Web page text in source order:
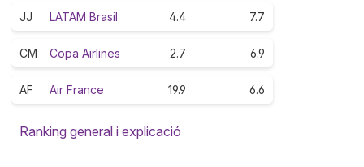
JJ LATAM Brasil 4.4 7.7
CM Copa Airlines 2.7 6.9
AF Air France 19.9 6.6
Ranking general i explicació